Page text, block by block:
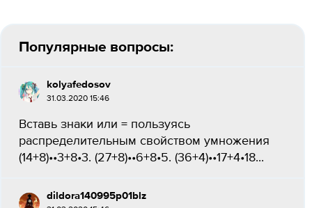
Популярные вопросы:
kolyafedosov
31.03.2020 15:46
Вставь знаки или = пользуясь
распределительным свойством умножения
(14+8)••3+8•3. (27+8)••6+8•5. (36+4)••17+4•18...
dildora140995p01blz